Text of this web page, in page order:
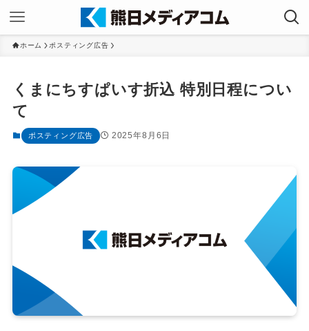
ホーム ポスティング広告
くまにちすぱいす折込 特別日程につい
て
ポスティング広告 2025年8月6日